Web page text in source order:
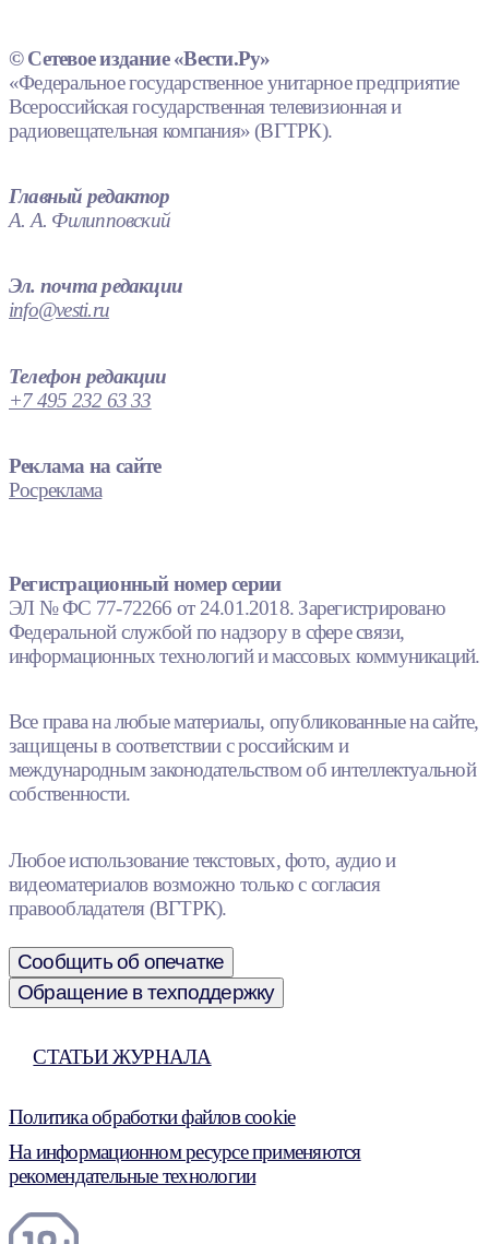
© Сетевое издание «Вести.Ру»
«Федеральное государственное унитарное предприятие
Всероссийская государственная телевизионная и
радиовещательная компания» (ВГТРК).
Главный редактор
А. А. Филипповский
Эл. почта редакции
info@vesti.ru
Телефон редакции
+7 495 232 63 33
Реклама на сайте
Росреклама
Регистрационный номер серии
ЭЛ № ФС 77-72266 от 24.01.2018. Зарегистрировано
Федеральной службой по надзору в сфере связи,
информационных технологий и массовых коммуникаций.
Все права на любые материалы, опубликованные на сайте,
защищены в соответствии с российским и
международным законодательством об интеллектуальной
собственности.
Любое использование текстовых, фото, аудио и
видеоматериалов возможно только с согласия
правообладателя (ВГТРК).
Сообщить об опечатке
Обращение в техподдержку
СТАТЬИ ЖУРНАЛА
Политика обработки файлов cookie
На информационном ресурсе применяются
рекомендательные технологии